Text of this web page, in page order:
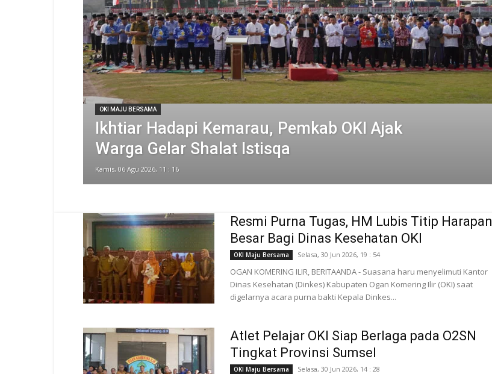
OKI MAJU BERSAMA
Ikhtiar Hadapi Kemarau, Pemkab OKI Ajak
Warga Gelar Shalat Istisqa
Kamis, 06 Agu 2026, 11 : 16
Resmi Purna Tugas, HM Lubis Titip Harapan
Besar Bagi Dinas Kesehatan OKI
OKI Maju Bersama Selasa, 30 Jun 2026, 19 : 54
OGAN KOMERING ILIR, BERITAANDA - Suasana haru menyelimuti Kantor
Dinas Kesehatan (Dinkes) Kabupaten Ogan Komering Ilir (OKI) saat
digelarnya acara purna bakti Kepala Dinkes...
Atlet Pelajar OKI Siap Berlaga pada O2SN
Tingkat Provinsi Sumsel
OKI Maju Bersama Selasa, 30 Jun 2026, 14 : 28